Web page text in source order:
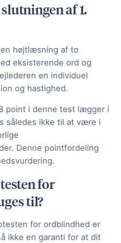
af 1.
højtlæsning af to
eksisterende ord og
en individuel
og hastighed.
point i denne test lægger i
således ikke til at være i
Denne pointfordeling
for
til?
for ordblindhed er
ikke en garanti for at dit